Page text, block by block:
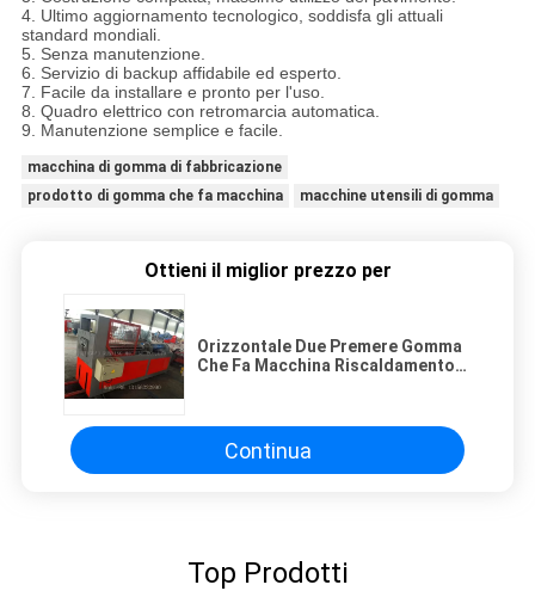
4. Ultimo aggiornamento tecnologico, soddisfa gli attuali
standard mondiali.
5. Senza manutenzione.
6. Servizio di backup affidabile ed esperto.
7. Facile da installare e pronto per l'uso.
8. Quadro elettrico con retromarcia automatica.
9. Manutenzione semplice e facile.
macchina di gomma di fabbricazione
prodotto di gomma che fa macchina
macchine utensili di gomma
Ottieni il miglior prezzo per
Orizzontale Due Premere Gomma
Che Fa Macchina Riscaldamento
Continua
Top Prodotti